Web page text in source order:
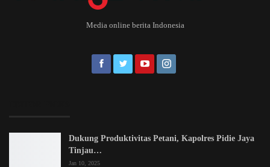
Media online berita Indonesia
Dukung Produktivitas Petani, Kapolres Pidie Jaya
Tinjau…
Jan 10, 2025